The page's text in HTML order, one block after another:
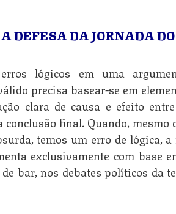
A DEFESA DA JORNADA
lógicos em uma
precisa basear-se em
clara de causa e efeito
conclusão final. Quando,
temos um erro de lógica,
exclusivamente com base
bar, nos debates políticos da